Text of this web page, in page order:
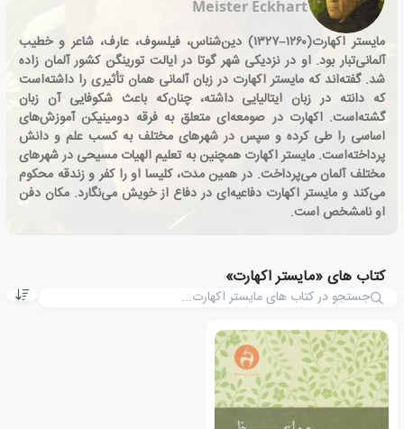
Meister Eckhart
مایستر اکهارت(۱۲۶۰–۱۳۲۷) دین‌شناس، فیلسوف، عارف، شاعر و خطیب
آلمانی‌تبار بود. او در نزدیکی شهر گوتا در ایالت تورینگن کشور آلمان زاده
شد. گفته‌اند که مایستر اکهارت در زبان آلمانی همان تأثیری را داشته‌است
که دانته در زبان ایتالیایی داشته، چنان‌که باعث شکوفایی آن زبان
گشته‌است. اکهارت در صومعه‌ای متعلق به فرقه دومینیکن آموزش‌های
اساسی را طی کرده و سپس در شهرهای مختلف به کسب علم و دانش
پرداخته‌است. مایستر اکهارت همچنین به تعلیم الهیات مسیحی در شهرهای
مختلف آلمان می‌پرداخت. در همین مدت، کلیسا او را کفر و زندقه محکوم
می‌کند و مایستر اکهارت دفاعیه‌ای در دفاع از خویش می‌نگارد. مکان دفن
او نامشخص است.
کتاب های «مایستر اکهارت»